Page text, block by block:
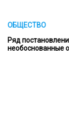
ОБЩЕСТВО
Ряд
необоснованные